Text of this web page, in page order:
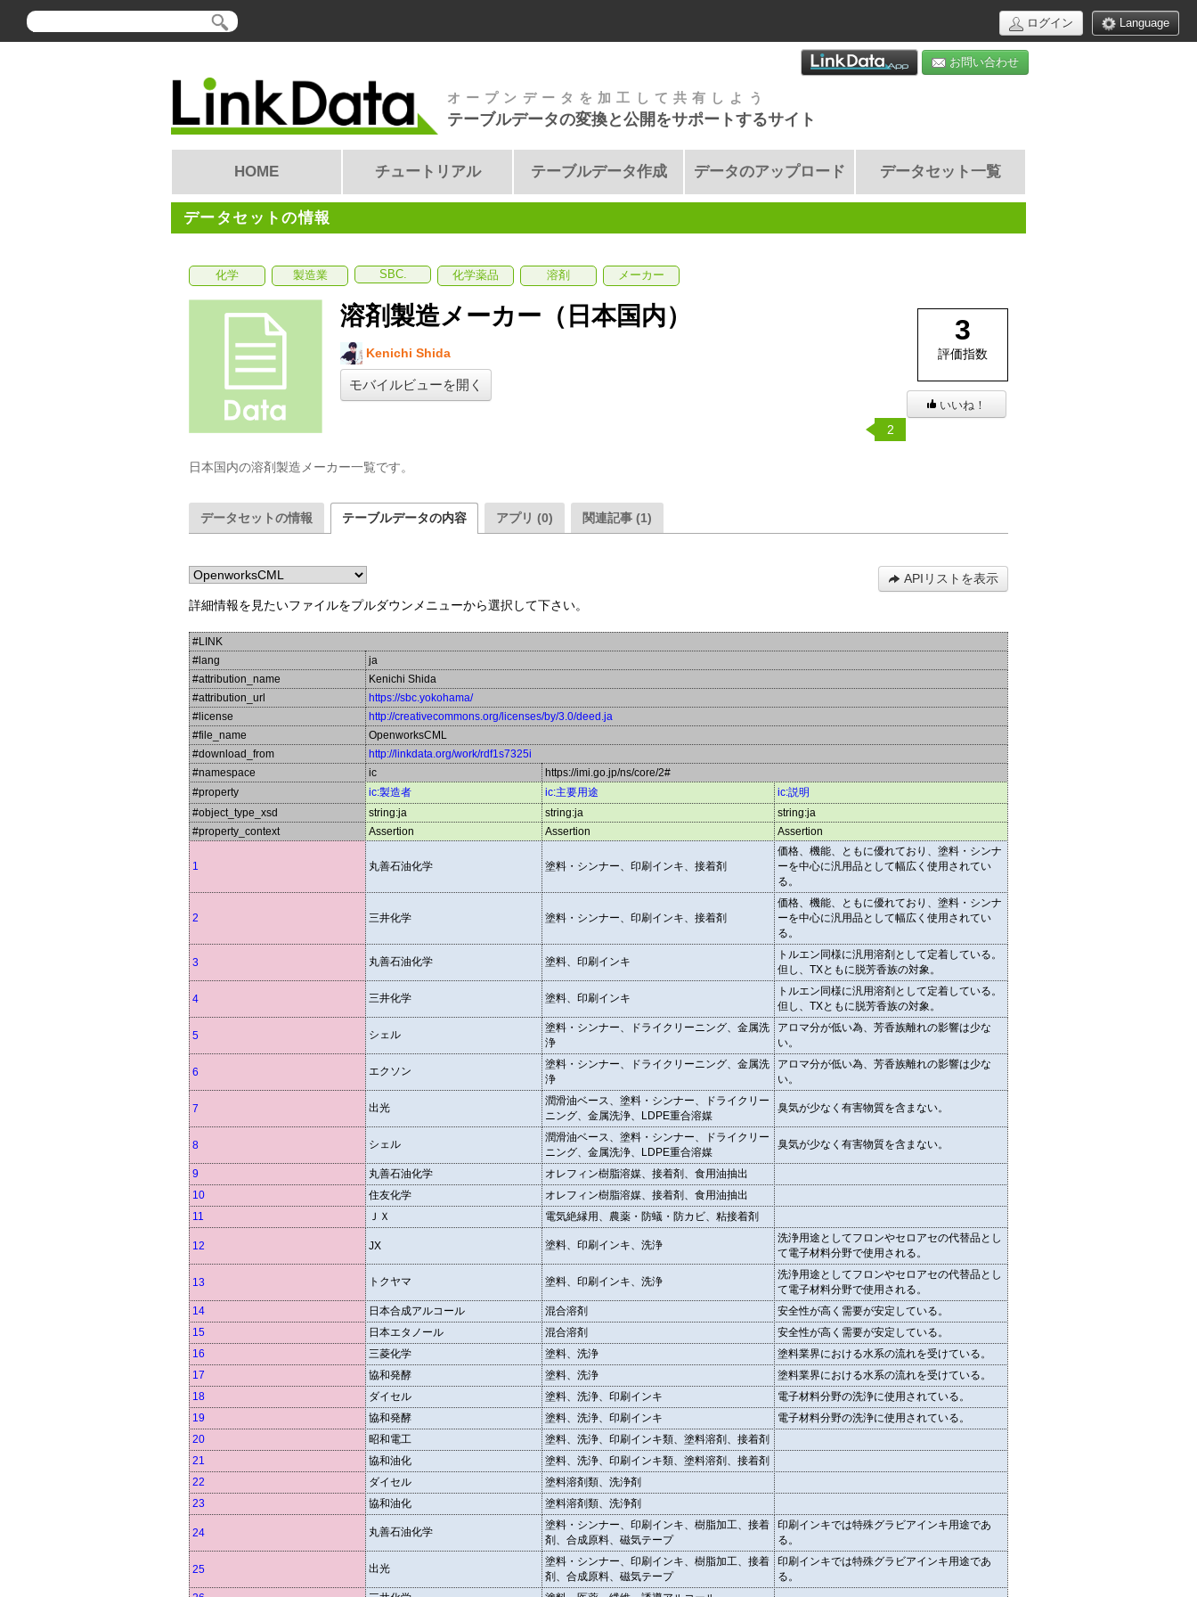
Language
ログイン
お問い合わせ
オープンデータを加工して共有しよう
テーブルデータの変換と公開をサポートするサイト
HOME チュートリアル テーブルデータ作成 データのアップロード データセット一覧
データセットの情報
化学 製造業 SBC. 化学薬品 溶剤 メーカー
溶剤製造メーカー（日本国内）
Kenichi Shida
モバイルビューを開く
日本国内の溶剤製造メーカー一覧です。
3
評価指数
いいね！
2
データセットの情報 テーブルデータの内容 アプリ (0) 関連記事 (1)
詳細情報を見たいファイルをプルダウンメニューから選択して下さい。
APIリストを表示
#LINK
#lang
ja
#attribution_name
Kenichi Shida
#attribution_url
https://sbc.yokohama/
#license
http://creativecommons.org/licenses/by/3.0/deed.ja
#file_name
OpenworksCML
#download_from
http://linkdata.org/work/rdf1s7325i
#namespace
ic
https://imi.go.jp/ns/core/2#
#property
ic:製造者 ic:主要用途
ic:説明
#object_type_xsd
string:ja string:ja
string:ja
#property_context
Assertion Assertion Assertion
1 丸善石油化学 塗料・シンナー、印刷インキ、接着剤
価格、機能、ともに優れており、塗料・シンナ
ーを中心に汎用品として幅広く使用されてい
る。
2 三井化学 塗料・シンナー、印刷インキ、接着剤
価格、機能、ともに優れており、塗料・シンナ
ーを中心に汎用品として幅広く使用されてい
る。
3 丸善石油化学 塗料、印刷インキ
トルエン同様に汎用溶剤として定着している。
但し、TXともに脱芳香族の対象。
4 三井化学 塗料、印刷インキ
トルエン同様に汎用溶剤として定着している。
但し、TXともに脱芳香族の対象。
5 シェル
塗料・シンナー、ドライクリーニング、金属洗
浄
アロマ分が低い為、芳香族離れの影響は少な
い。
6 エクソン
塗料・シンナー、ドライクリーニング、金属洗
浄
アロマ分が低い為、芳香族離れの影響は少な
い。
7 出光
潤滑油ベース、塗料・シンナー、ドライクリー
ニング、金属洗浄、LDPE重合溶媒
臭気が少なく有害物質を含まない。
8 シェル
潤滑油ベース、塗料・シンナー、ドライクリー
ニング、金属洗浄、LDPE重合溶媒
臭気が少なく有害物質を含まない。
9 丸善石油化学
オレフィン樹脂溶媒、接着剤、食用油抽出
10
住友化学
オレフィン樹脂溶媒、接着剤、食用油抽出
11
ＪＸ 電気絶縁用、農薬・防蟻・防カビ、粘接着剤
12 JX 塗料、印刷インキ、洗浄
洗浄用途としてフロンやセロアセの代替品とし
て電子材料分野で使用される。
13 トクヤマ 塗料、印刷インキ、洗浄
洗浄用途としてフロンやセロアセの代替品とし
て電子材料分野で使用される。
14
日本合成アルコール 混合溶剤
安全性が高く需要が安定している。
15
日本エタノール 混合溶剤
安全性が高く需要が安定している。
16
三菱化学 塗料、洗浄
塗料業界における水系の流れを受けている。
17
協和発酵 塗料、洗浄
塗料業界における水系の流れを受けている。
18
ダイセル 塗料、洗浄、印刷インキ
電子材料分野の洗浄に使用されている。
19
協和発酵 塗料、洗浄、印刷インキ
電子材料分野の洗浄に使用されている。
20
昭和電工
塗料、洗浄、印刷インキ類、塗料溶剤、接着剤
21
協和油化
塗料、洗浄、印刷インキ類、塗料溶剤、接着剤
22
ダイセル
塗料溶剤類、洗浄剤
23
協和油化 塗料溶剤類、洗浄剤
24 丸善石油化学
塗料・シンナー、印刷インキ、樹脂加工、接着
剤、合成原料、磁気テープ
印刷インキでは特殊グラビアインキ用途であ
る。
25 出光
塗料・シンナー、印刷インキ、樹脂加工、接着
剤、合成原料、磁気テープ
印刷インキでは特殊グラビアインキ用途であ
る。